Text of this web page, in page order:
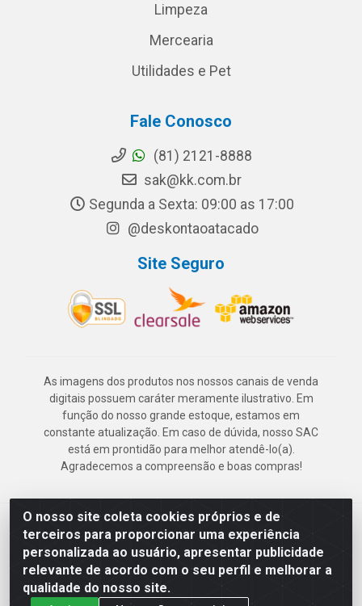
O nosso site coleta cookies próprios e de
terceiros para proporcionar uma experiência
personalizada ao usuário, apresentar publicidade
relevante de acordo com o seu perfil e melhorar a
qualidade do nosso site.
Limpeza
Mercearia
Utilidades e Pet
Fale Conosco
(81) 2121-8888
sak@kk.com.br
Segunda a Sexta: 09:00 as 17:00
@deskontaoatacado
Site Seguro
As imagens dos produtos nos nossos canais de venda
digitais possuem caráter meramente ilustrativo. Em
função do nosso grande estoque, estamos em
constante atualização. Em caso de dúvida, nosso SAC
está em prontidão para melhor atendê-lo(a).
Agradecemos a compreensão e boas compras!
Deskontão Atacado - Av. Marechal Mascarenhas de Morais, 2471 -
Imbiribeira - Recife/PE - CEP 51.150-001 - CNPJ 24.150.377/0003-
57